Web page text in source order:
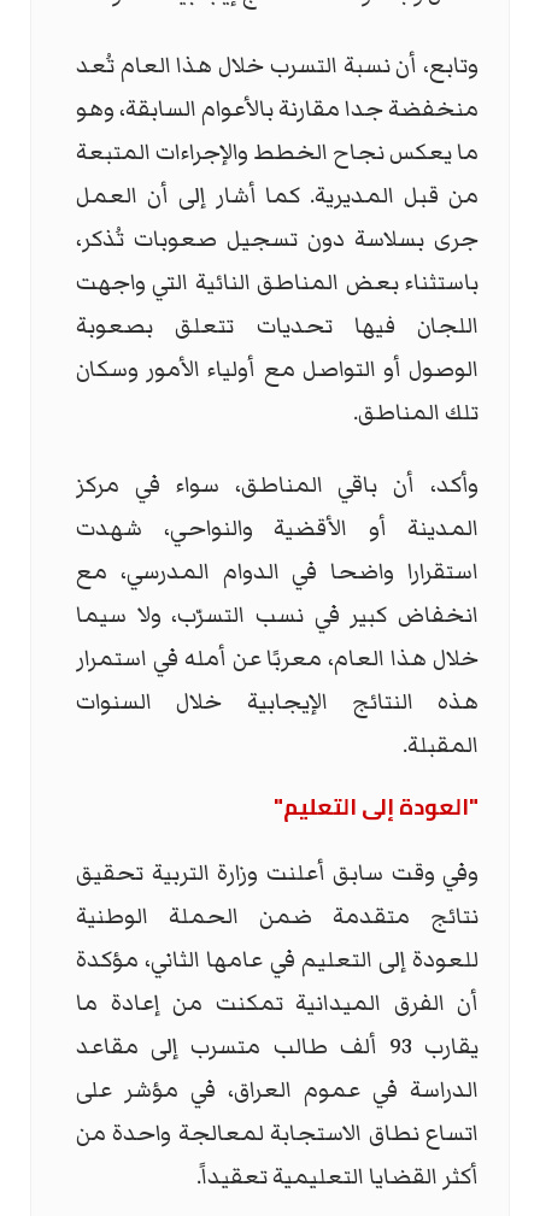
وتابع، أن نسبة التسرب خلال هذا العام تُعد
منخفضة جدا مقارنة بالأعوام السابقة، وهو
ما يعكس نجاح الخطط والإجراءات المتبعة
من قبل المديرية. كما أشار إلى أن العمل
جرى بسلاسة دون تسجيل صعوبات تُذكر،
باستثناء بعض المناطق النائية التي واجهت
اللجان فيها تحديات تتعلق بصعوبة
الوصول أو التواصل مع أولياء الأمور وسكان
تلك المناطق.
وأكد، أن باقي المناطق، سواء في مركز
المدينة أو الأقضية والنواحي، شهدت
استقرارا واضحا في الدوام المدرسي، مع
انخفاض كبير في نسب التسرّب، ولا سيما
خلال هذا العام، معربًا عن أمله في استمرار
هذه النتائج الإيجابية خلال السنوات
المقبلة.
"العودة إلى التعليم"
وفي وقت سابق أعلنت وزارة التربية تحقيق
نتائج متقدمة ضمن الحملة الوطنية
للعودة إلى التعليم في عامها الثاني، مؤكدة
أن الفرق الميدانية تمكنت من إعادة ما
يقارب 93 ألف طالب متسرب إلى مقاعد
الدراسة في عموم العراق، في مؤشر على
اتساع نطاق الاستجابة لمعالجة واحدة من
أكثر القضايا التعليمية تعقيداً.